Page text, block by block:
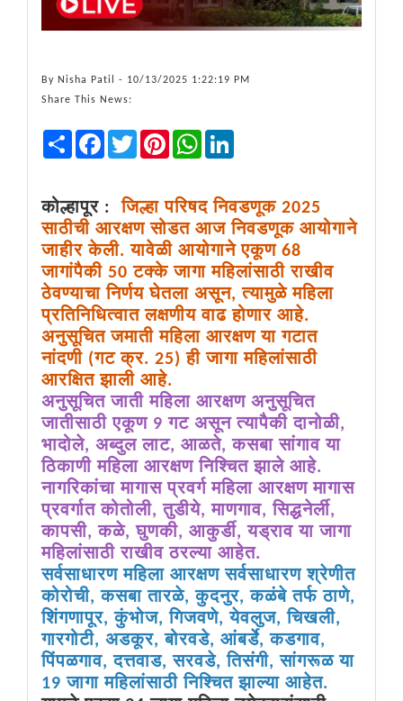
By Nisha Patil
- 10/13/2025 1:22:19 PM
Share This News:
Share FacebookTwitter PinterestWhatsApp
कोल्हापूर :जिल्हा परिषद निवडणूक 2025
साठीची आरक्षण सोडत आज निवडणूक आयोगाने
जाहीर केली. यावेळी आयोगाने एकूण 68
जागांपैकी 50 टक्के जागा महिलांसाठी राखीव
ठेवण्याचा निर्णय घेतला असून, त्यामुळे महिला
प्रतिनिधित्वात लक्षणीय वाढ होणार आहे.
अनुसूचित जमाती महिला आरक्षण या गटात
नांदणी (गट क्र. 25) ही जागा महिलांसाठी
आरक्षित झाली आहे.
अनुसूचित जाती महिला आरक्षण अनुसूचित
जातीसाठी एकूण 9 गट असून त्यापैकी दानोळी,
भादोले, अब्दुल लाट, आळते, कसबा सांगाव या
ठिकाणी महिला आरक्षण निश्चित झाले आहे.
नागरिकांचा मागास प्रवर्ग महिला आरक्षण मागास
प्रवर्गात कोतोली, तुडीये, माणगाव, सिद्धनेर्ली,
कापसी, कळे, घुणकी, आकुर्डी, यड्राव या जागा
महिलांसाठी राखीव ठरल्या आहेत.
सर्वसाधारण महिला आरक्षण सर्वसाधारण श्रेणीत
कोरोची, कसबा तारळे, कुदनुर, कळंबे तर्फ ठाणे,
शिंगणापूर, कुंभोज, गिजवणे, येवलुज, चिखली,
गारगोटी, अडकूर, बोरवडे, आंबर्डे, कडगाव,
पिंपळगाव, दत्तवाड, सरवडे, तिसंगी, सांगरूळ या
19 जागा महिलांसाठी निश्चित झाल्या आहेत.